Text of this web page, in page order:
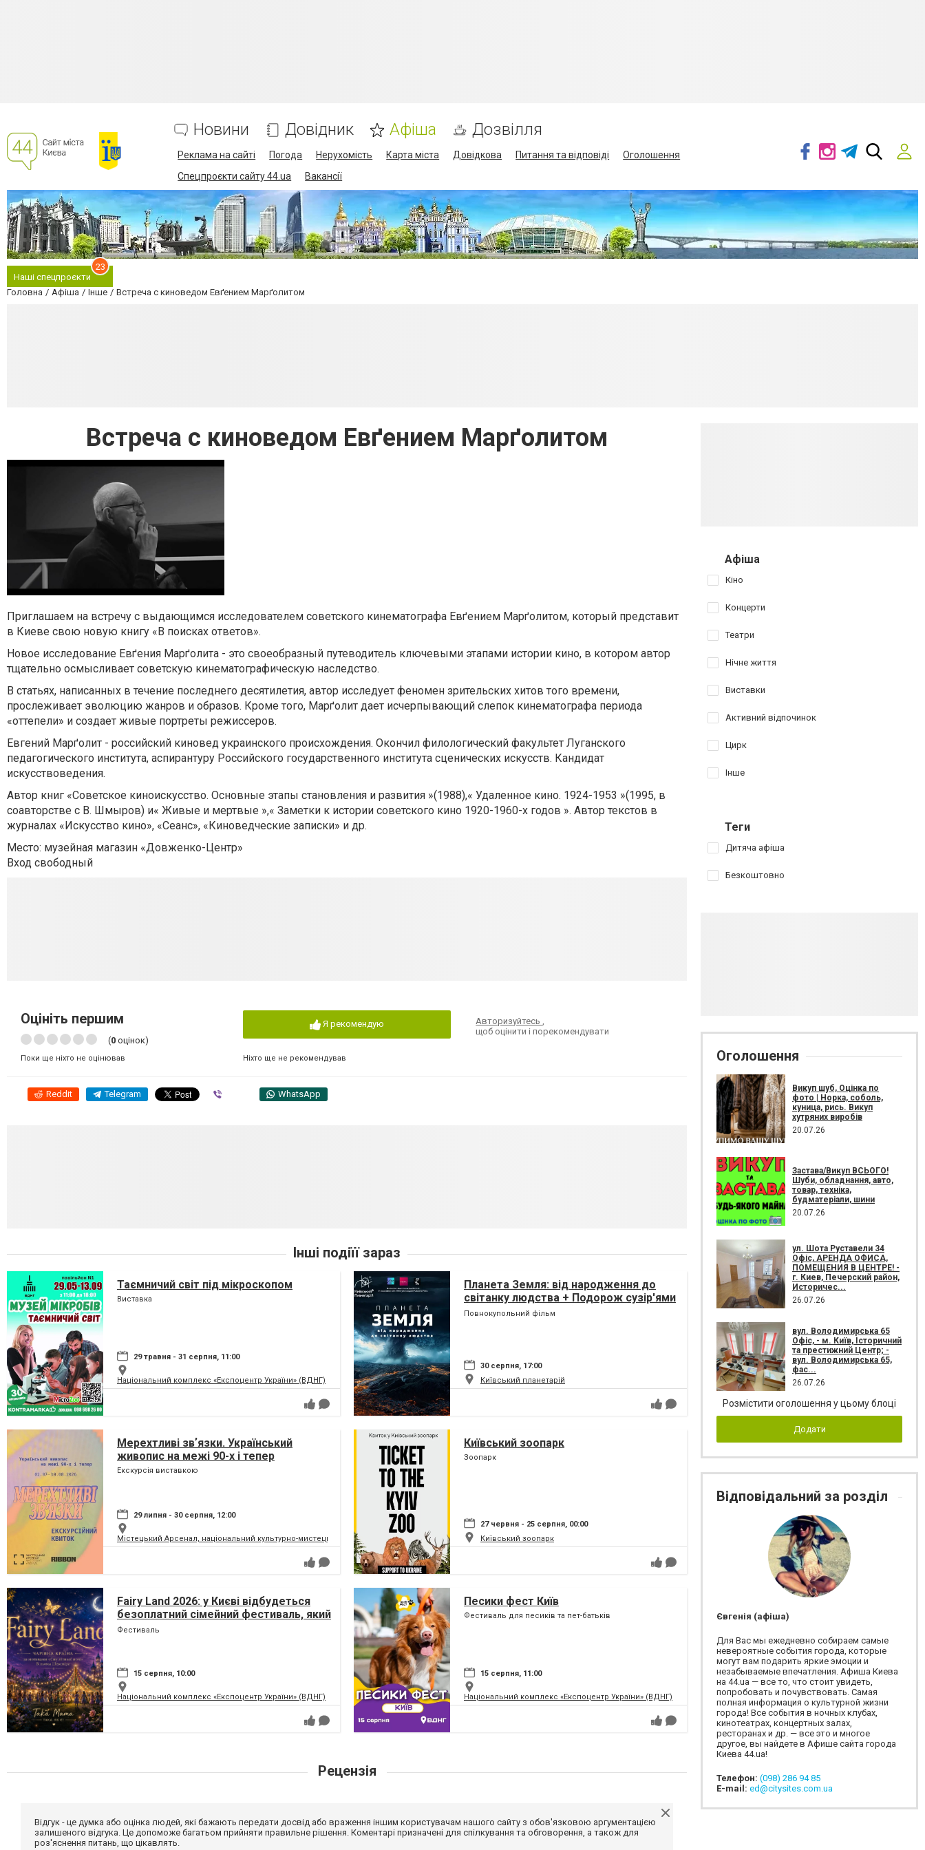
Новини Довідник Афіша Дозвілля
Реклама на сайті Погода Нерухомість Карта міста Довідкова Питання та відповіді
Оголошення
Спецпроєкти сайту 44.ua
Вакансії
Наші спецпроєкти
23
Головна Афіша Інше Встреча с киноведом Евґением Марґолитом
Встреча с киноведом Евґением Марґолитом
Приглашаем на встречу с выдающимся исследователем советского кинематографа Евґением Марґолитом, который представит
в Киеве свою новую книгу «В поисках ответов».
Новое исследование Евґения Марґолита - это своеобразный путеводитель ключевыми этапами истории кино, в котором автор
тщательно осмысливает советскую кинематографическую наследство.
В статьях, написанных в течение последнего десятилетия, автор исследует феномен зрительских хитов того времени,
прослеживает эволюцию жанров и образов. Кроме того, Марґолит дает исчерпывающий слепок кинематографа периода
«оттепели» и создает живые портреты режиссеров.
Евгений Марґолит - российский киновед украинского происхождения. Окончил филологический факультет Луганского
педагогического института, аспирантуру Российского государственного института сценических искусств. Кандидат
искусствоведения.
Автор книг «Советское киноискусство. Основные этапы становления и развития »(1988),« Удаленное кино. 1924-1953 »(1995, в
соавторстве с В. Шмыров) и« Живые и мертвые »,« Заметки к истории советского кино 1920-1960-х годов ». Автор текстов в
журналах «Искусство кино», «Сеанс», «Киноведческие записки» и др.
Место: музейная магазин «Довженко-Центр»
Вход свободный
Оцініть першим
(0 оцінок)
Поки ще ніхто не оцінював
Я рекомендую
Ніхто ще не рекомендував
Авторизуйтесь,
щоб оцінити і порекомендувати
Reddit Telegram WhatsApp
Інші подіїї зараз
Таємничий світ під мікроскопом
Виставка
29 травня - 31 серпня, 11:00
Національний комплекс «Експоцентр України» (ВДНГ)
Планета Земля: від народження до
світанку людства + Подорож сузір'ями
(класична програма)
Повнокупольний фільм
30 серпня, 17:00
Київський планетарій
Мерехтливі звʼязки. Український
живопис на межі 90-х і тепер
Екскурсія виставкою
29 липня - 30 серпня, 12:00
Містецький Арсенал, національний культурно-мистецький та музейний комплекс
Київський зоопарк
Зоопарк
27 червня - 25 серпня, 00:00
Київський зоопарк
Fairy Land 2026: у Києві відбудеться
безоплатний сімейний фестиваль, який
перетворить парк на ВДНГ на чарівну
Фестиваль
15 серпня, 10:00
Національний комплекс «Експоцентр України» (ВДНГ)
Песики фест Київ
Фестиваль для песиків та пет-батьків
15 серпня, 11:00
Національний комплекс «Експоцентр України» (ВДНГ)
Рецензія
Відгук - це думка або оцінка людей, які бажають передати досвід або враження іншим користувачам нашого сайту з обов'язковою аргументацією
залишеного відгука. Це допоможе багатьом прийняти правильне рішення. Коментарі призначені для спілкування та обговорення, а також для
роз'яснення питань, що цікавлять.
Афіша
Кіно
Концерти
Театри
Нічне життя
Виставки
Активний відпочинок
Цирк
Інше
Теги
Дитяча афіша
Безкоштовно
Оголошення
Викуп шуб, Оцінка по
фото | Норка, соболь,
куница, рись. Викуп
хутряних виробів
20.07.26
Застава/Викуп ВСЬОГО!
Шуби, обладнання, авто,
товар, техніка,
будматеріали, шини
20.07.26
ул. Шота Руставели 34
Офіс, АРЕНДА ОФИСА,
ПОМЕЩЕНИЯ В ЦЕНТРЕ! -
г. Киев, Печерский район,
Историчес...
26.07.26
вул. Володимирська 65
Офіс, - м. Київ, Історичний
та престижний Центр; -
вул. Володимирська 65,
фас...
26.07.26
Розмістити оголошення у цьому блоці
Додати
Відповідальний за розділ
Євгенія (афіша)
Для Вас мы ежедневно собираем самые
невероятные события города, которые
могут вам подарить яркие эмоции и
незабываемые впечатления. Афиша Киева
на 44.ua — все то, что стоит увидеть,
попробовать и почувствовать. Самая
полная информация о культурной жизни
города! Все события в ночных клубах,
кинотеатрах, концертных залах,
ресторанах и др. — все это и многое
другое, вы найдете в Афише сайта города
Киева 44.ua!
Телефон: (098) 286 94 85
E-mail: ed@citysites.com.ua